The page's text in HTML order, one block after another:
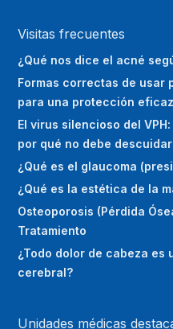
Visitas frecuentes
¿Qué nos dice el acné
Formas correctas de usar
para una protección eficaz
El virus silencioso del
por qué no debe
¿Qué es el glaucoma
¿Qué es la estética de la
Osteoporosis (Pérdida
Tratamiento
¿Todo dolor de cabeza es
cerebral?
Unidades médicas